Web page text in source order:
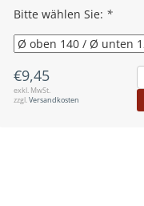
Bitte wählen Sie: *
€9,45
exkl. MwSt.
zzgl.Versandkosten